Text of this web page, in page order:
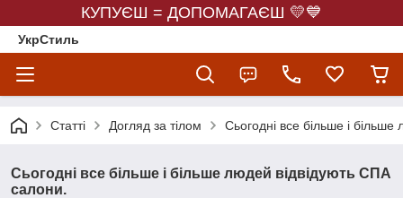
КУПУЄШ = ДОПОМАГАЄШ 💛💙
УкрСтиль
Статті Догляд за тілом Сьогодні все більше і
Сьогодні все більше і більше людей відвідують СПА
салони.